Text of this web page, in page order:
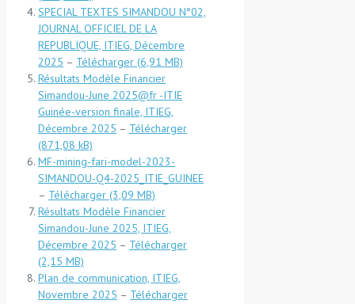
SPECIAL TEXTES SIMANDOU N°02,
JOURNAL OFFICIEL DE LA
REPUBLIQUE, ITIEG, Décembre
2025 – Télécharger
Résultats Modèle Financier
Simandou-June 2025@fr -ITIE
Guinée-version finale, ITIEG,
Décembre 2025 – Télécharger
MF-mining-fari-model-2023-
SIMANDOU-Q4-2025_ITIE_GUINEE
– Télécharger
Résultats Modèle Financier
Simandou-June 2025, ITIEG,
Décembre 2025 – Télécharger
Plan de communication, ITIEG,
Novembre 2025 – Télécharger